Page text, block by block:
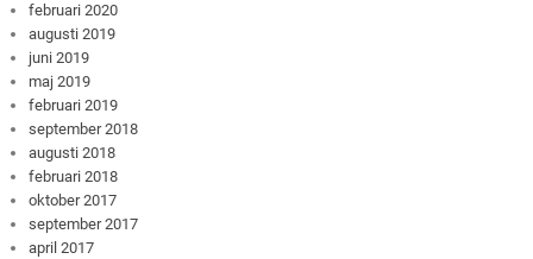
februari 2020
augusti 2019
juni 2019
maj 2019
februari 2019
september 2018
augusti 2018
februari 2018
oktober 2017
september 2017
april 2017